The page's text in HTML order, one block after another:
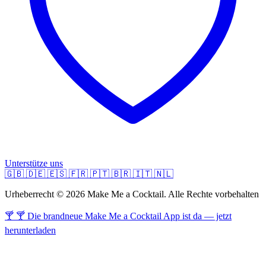
Unterstütze uns
🇬🇧 🇩🇪 🇪🇸 🇫🇷 🇵🇹 🇧🇷 🇮🇹 🇳🇱
Urheberrecht © 2026 Make Me a Cocktail. Alle Rechte vorbehalten
🍸 🍸 Die brandneue Make Me a Cocktail App ist da — jetzt
herunterladen